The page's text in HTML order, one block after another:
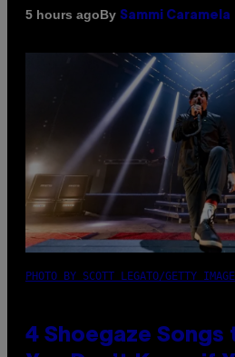
5 hours agoBy Sammi Caramela
PHOTO BY SCOTT LEGATO/GETTY
4 Shoegaze